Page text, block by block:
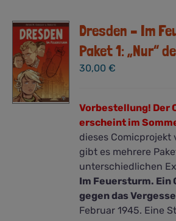
Dresden – Im
Paket 1: „Nur“
30,00€
Vorbestellung! Der
erscheint im
dieses Comicprojekt
gibt es mehrere
unterschiedlichen
Im Feuersturm. Ein
gegen das
Februar 1945. Eine